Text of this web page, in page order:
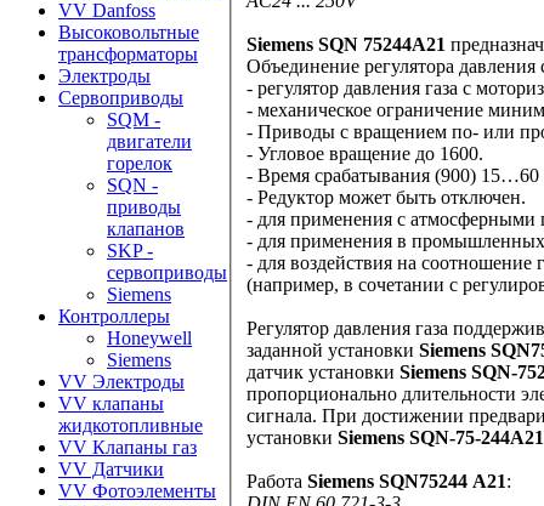
VV Danfoss
Высоковольтные
трансформаторы
Электроды
Сервоприводы
SQM -
двигатели
горелок
SQN -
приводы
клапанов
SKP -
сервоприводы
Siemens
Контроллеры
Honeywell
Siemens
VV Электроды
VV клапаны
жидкотопливные
VV Клапаны газ
VV Датчики
VV Фотоэлементы
Siemens SQN 75244A21
Объединение регулятора
- регулятор давления газа с
- механическое ограничение
- Приводы с вращением по- или
- Угловое вращение до 1600.
- Время срабатывания (900) 15…60
- Редуктор может быть отключен.
- для применения с атмосферными
- для применения в
- для воздействия на соотношение
(например, в сочетании с
Регулятор давления газа
заданной установки Siemens
датчик установки Siemens SQN-
пропорционально длительности
сигнала. При достижении
установки Siemens SQN-75-244A21
Работа Siemens SQN75244 A21: